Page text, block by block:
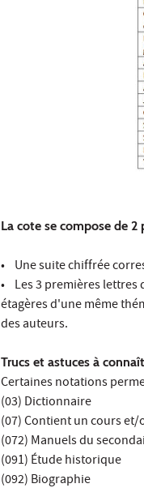
La cote se compose de 2
• Une suite chiffrée
• Les 3 premières lettres
étagères d'une même
des auteurs.
Trucs et astuces à
Certaines notations
(03) Dictionnaire
(07) Contient un cours et/
(072) Manuels du
(091) Étude historique
(092) Biographie